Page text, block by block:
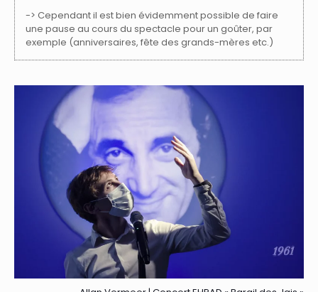
-> Cependant il est bien évidemment possible de faire
une pause au cours du spectacle pour un goûter, par
exemple (anniversaires, fête des grands-mères etc.)